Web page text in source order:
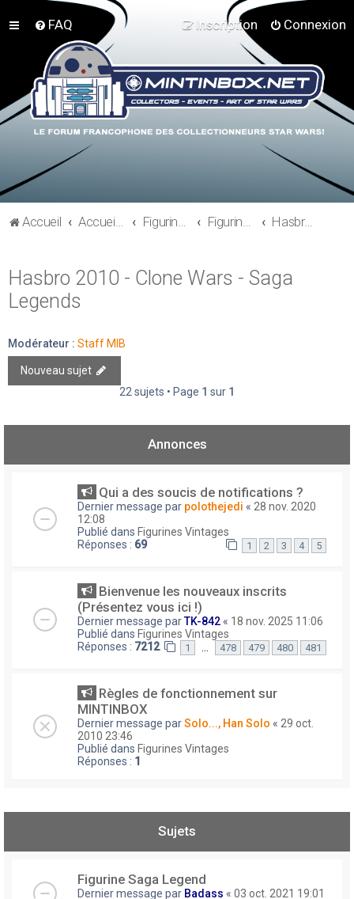
FAQ Connexion
Inscription
Accueil Accueil du forum Figurines 3"3/4, Playsets, Vaisseaux,… Figurines Actuelles Hasbro 2010 - Clone Wars - Saga Legends
Hasbro 2010 - Clone Wars - Saga
Legends
Modérateur : Staff MIB
Nouveau sujet
22 sujets • Page 1 sur 1
Annonces
Qui a des soucis de notifications ?
Dernier message par polothejedi « 28 nov. 2020
12:08
Publié dans Figurines Vintages
Réponses : 69 1 2 3 4 5
Bienvenue les nouveaux inscrits
(Présentez vous ici !)
Dernier message parTK-842 « 18 nov. 2025 11:06
Publié dans Figurines Vintages
Réponses : 7212 1 … 478 479 480 481
Règles de fonctionnement sur
MINTINBOX
Dernier message parSolo..., Han Solo « 29 oct.
2010 23:46
Publié dans Figurines Vintages
Réponses : 1
Sujets
Figurine Saga Legend
Dernier message par Badass « 03 oct. 2021 19:01